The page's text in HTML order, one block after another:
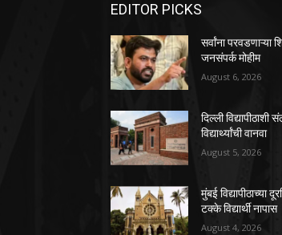
EDITOR PICKS
सर्वांना परवडणाऱ्या
जनसंपर्क मोहीम
August 6, 2026
दिल्ली विद्यापीठाशी
विद्यार्थ्यांची वानवा
August 5, 2026
मुंबई विद्यापीठाच्या
टक्के विद्यार्थी नापास
August 4, 2026